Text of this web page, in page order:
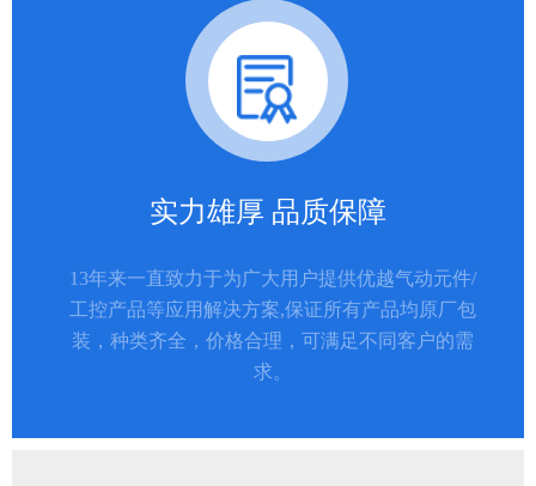
实力雄厚 品质保障
13年来一直致力于为广大用户提供优越气动元件/
工控产品等应用解决方案,保证所有产品均原厂包
装，种类齐全，价格合理，可满足不同客户的需
求。